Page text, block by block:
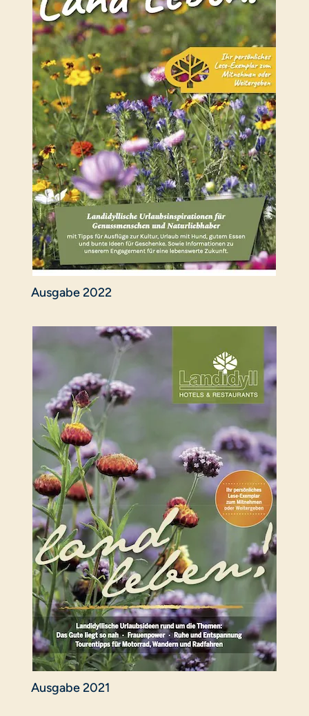
Ausgabe 2022
Ausgabe 2021